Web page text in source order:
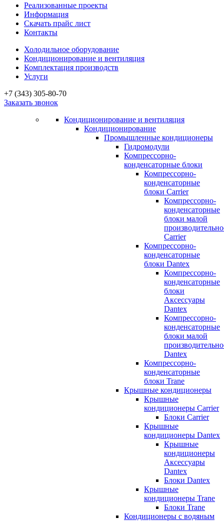
Реализованные проекты
Информация
Скачать прайс лист
Контакты
Холодильное оборудование
Кондиционирование и вентиляция
Комплектация производств
Услуги
+7 (343) 305-80-70
Заказать звонок
Кондиционирование и вентиляция
Кондиционирование
Промышленные кондиционеры
Гидромодули
Компрессорно-
конденсаторные блоки
Компрессорно-
конденсаторные
блоки Carrier
Компрессорно-
конденсаторные
блоки малой
Carrier
Компрессорно-
конденсаторные
блоки Dantex
Компрессорно-
конденсаторные
блоки
Аксессуары
Dantex
Компрессорно-
конденсаторные
блоки малой
Dantex
Компрессорно-
конденсаторные
блоки Trane
Крышные кондиционеры
Крышные
кондиционеры Carrier
Блоки Carrier
Крышные
кондиционеры Dantex
Крышные
кондиционеры
Аксессуары
Dantex
Блоки Dantex
Крышные
кондиционеры Trane
Блоки Trane
Кондиционеры с водяным